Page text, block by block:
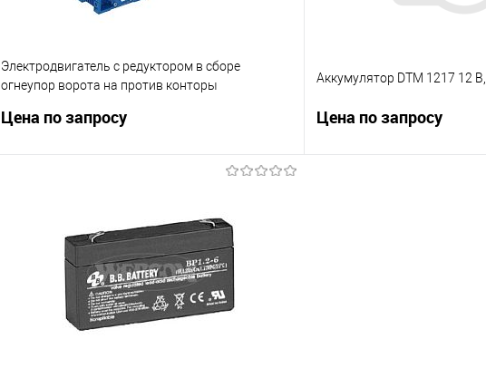
Электродвигатель с редуктором в сборе
огнеупор ворота на против конторы
Цена по запросу
Купить в 1 клик
К сравнению
В избранное
Под заказ
Аккумулятор DTM 1217 12
Цена по запросу